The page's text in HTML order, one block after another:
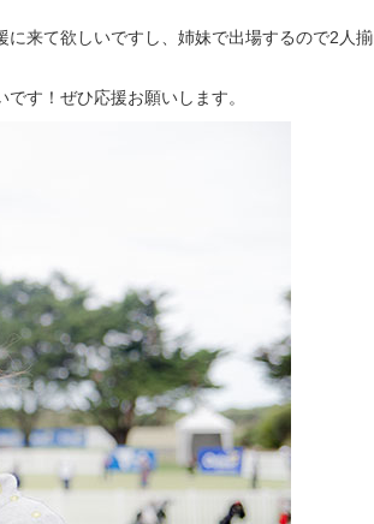
に来て欲しいですし、姉妹で出場するので2人揃
す！ぜひ応援お願いします。